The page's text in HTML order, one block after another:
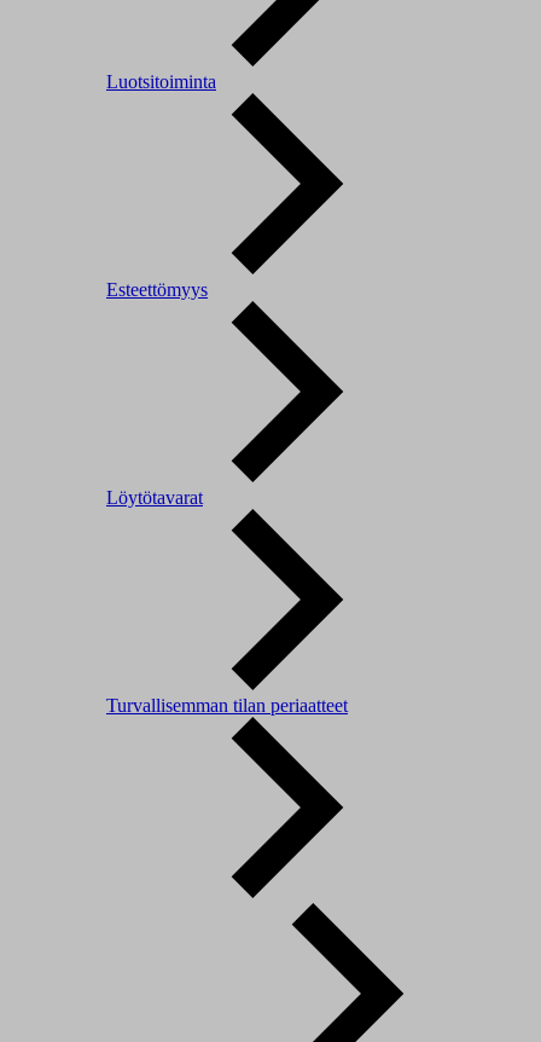
Luotsitoiminta
Esteettömyys
Löytötavarat
Turvallisemman tilan periaatteet